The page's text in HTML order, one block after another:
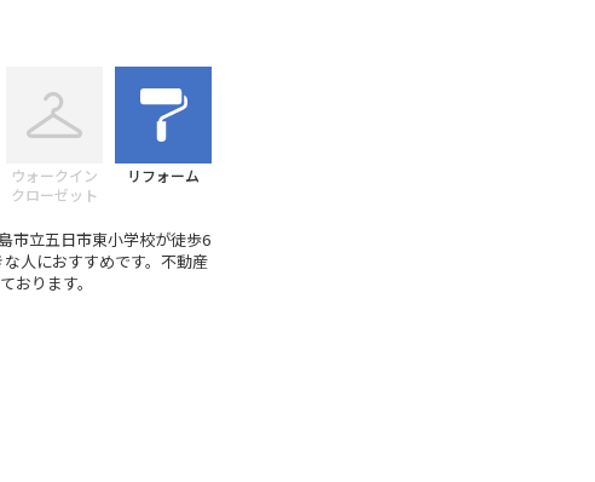
ウォークイン
クローゼット
リフォーム
市立五日市東小学校が徒歩6
人におすすめです。不動産
ります。